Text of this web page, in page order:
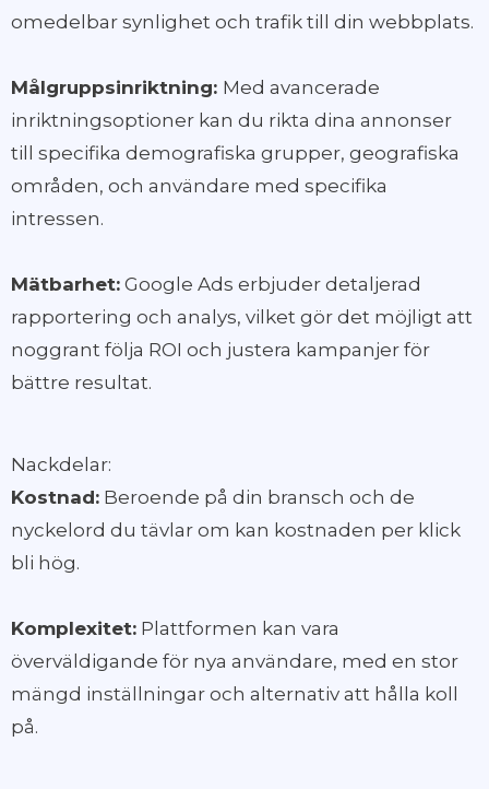
omedelbar synlighet och trafik till din webbplats.
Målgruppsinriktning: Med avancerade
inriktningsoptioner kan du rikta dina annonser
till specifika demografiska grupper, geografiska
områden, och användare med specifika
intressen.
Mätbarhet: Google Ads erbjuder detaljerad
rapportering och analys, vilket gör det möjligt att
noggrant följa ROI och justera kampanjer för
bättre resultat.
Nackdelar:
Kostnad: Beroende på din bransch och de
nyckelord du tävlar om kan kostnaden per klick
bli hög.
Komplexitet: Plattformen kan vara
överväldigande för nya användare, med en stor
mängd inställningar och alternativ att hålla koll
på.